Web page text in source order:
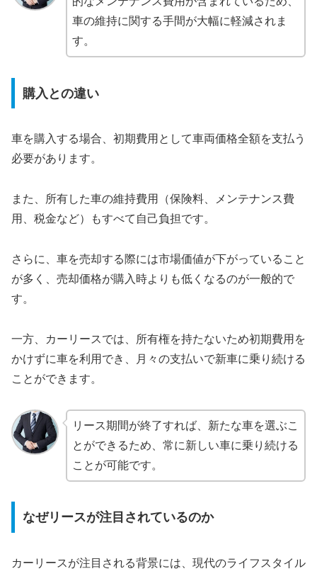
車の維持に関する手間が大幅に軽減されま
す。
購入との違い
車を購入する場合、初期費用として車両価格全額を支払う
必要があります。
また、所有した車の維持費用（保険料、メンテナンス費
用、税金など）もすべて自己負担です。
さらに、車を売却する際には市場価値が下がっていること
が多く、売却価格が購入時よりも低くなるのが一般的で
す。
一方、カーリースでは、所有権を持たないため初期費用を
かけずに車を利用でき、月々の支払いで新車に乗り続ける
ことができます。
リース期間が終了すれば、新たな車を選ぶこ
とができるため、常に新しい車に乗り続ける
ことが可能です。
なぜリースが注目されているのか
カーリースが注目される背景には、現代のライフスタイル